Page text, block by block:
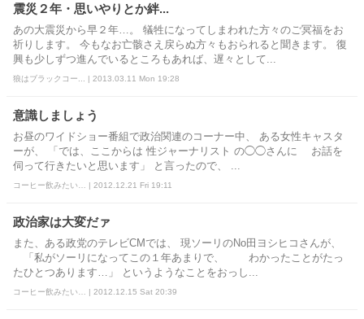
震災２年・思いやりとか絆...
あの大震災から早２年…。 犠牲になってしまわれた方々のご冥福をお
祈りします。 今もなお亡骸さえ戻らぬ方々もおられると聞きます。 復
興も少しずつ進んでいるところもあれば、遅々として...
狼はブラックコー... | 2013.03.11 Mon 19:28
意識しましょう
お昼のワイドショー番組で政治関連のコーナー中、 ある女性キャスタ
ーが、 「では、ここからは 性ジャーナリスト の◯◯さんに お話を
伺って行きたいと思います」 と言ったので、 ...
コーヒー飲みたい… | 2012.12.21 Fri 19:11
政治家は大変だァ
また、ある政党のテレビCMでは、 現ソーリのNo田ヨシヒコさんが、
「私がソーリになってこの１年あまりで、 わかったことがたっ
たひとつあります…」 というようなことをおっし...
コーヒー飲みたい… | 2012.12.15 Sat 20:39